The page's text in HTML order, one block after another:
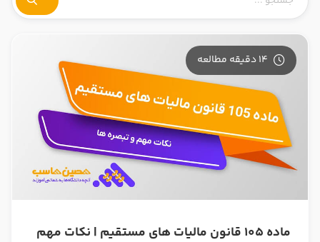
14 دقیقه مطالعه
ماده 105 قانون مالیات های مستقیم | نکات مهم
در صورتی که سابقه دارید توضیح مختصر از فعالیتی که در حسابداری
داشته اید را بنویسید
در صورتی که سابقه دارید ، چه مهارت هایی در حسابداری دارید؟